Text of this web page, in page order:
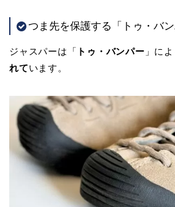
つま先を保護する「トゥ・バン
ジャスパーは「 トゥ・バンパー 」に
れています。